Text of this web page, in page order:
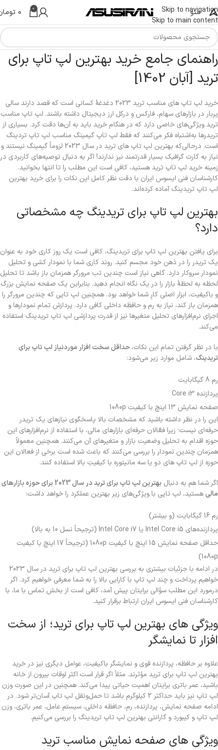
Skip to navigation
Skip to main content
منو 0 ۰
راهنمای جامع خرید بهترین لپ تاپ برای
ترید [آبان 1402]
خرید لپ تاپ های مناسب ترید 2023 دغدغۀ کسانی است که قصد دارند سالی
پربار در بازارهای سهام، فارکس و درکل ارز دیجیتال داشته باشند. لپ تاپ مناسب
ترید ویژگی‌های خاصی دارد که در هنگام خرید باید به آن‌ها دقت کرد. بسیاری از
تریدرها به‌اشتباه فکر می‌کنند که فقط لپ تاپ گیمینگ مناسب لپ تاپ تردینگ
است. درحالی‌که بهترین لپ تاپ های ترید در سال 2023 لزوماً گیمینگ نیستند و
نیاز به کارت گرافیک بسیار قدرتمند نیز ندارند! اگر به دنبال توصیه‌های کاربردی در
زمینه خرید لپ تاپ ترید هستید، کافی است این مطلب را تا انتها بخوانید.
کارشناسان فنی ایسوس ایران با دقت نظر کامل این نکات را برای خرید بهترین
لپ تاپ تریدینگ آماده کرده‌اند.
بهترین لپ تاپ برای تریدینگ چه مشخصاتی
دارد؟
برای یافتن بهترین لپ تاپ برای تریدینگ، کافی است یک روز کاری خود به عنوان
یک تریدر را در ذهن خود مجسم کنید. روند کاری شما با نمودار کشی و تحلیل
نمودار سروکار دارد. گاهی نیاز است چندین تب مرورگر همزمان باز باشد تا تحلیل
لحظه به لحظۀ بازار را در یک نگاه انجام دهید. بنابراین یک صفحه نمایش بزرگ
و باکیفیت، ابزار اصلی کارِ شما خواهد بود. همچنین لپ تاپی که چندین مرورگر را
همزمان باز کند، نیاز به رم و حافظه داخلی کافی دارد. پردازش تمام نمودارها و
اجرای نرم‌افزارهای تحلیل متغیرها نیز از قدرت پردازشی لپ تاپ تریدینگ استفاده
می‌کند.
با در نظر گرفتن تمام این نکات،حداقل سخت افزار موردنیاز لپ تاپ برای
تریدینگ، شامل موارد زیر می‌شود:
رم 8 گیگابایت
پردازنده Core i3
صفحه نمایش 13 اینچ با کیفیت 1080p
این را در نظر داشته باشید که مشخصات بالا پاسخگوی نیازهای یک تریدر
حرفه‌ای نیست؛ زیرا فعّالان حرفه‌ای بازارهای مالی، با استفاده از نرم‌افزارهای این
حوزه اقدام به تحلیل وضعیت بازار و متغیرهای آن می‌کنند. همچنین معمولاً
همزمان چندین نمودار را بررسی می‌کنند که باعث شده است برخی از فعالان این
حوزه از لپ تاپ های دو یا سه مانیتوره با کیفیتِ بالا استفاده کنند.
اگر شما هم به دنبال
بهترین لپ تاپ برای ترید در سال 2023 برای حوزه بازارهای
مالیهستید، لپ تاپی با ویژگی‌های زیر بهترین عملکرد را خواهد داشت:
رم 16 گیگابایت (و بیشتر)
پردازنده‌های Intel Core i5 یا Intel Core i7 (ترجیحاً نسل 10 به بالا)
حداقل صفحه نمایش 15 اینچ با کیفیت 1080p (ترجیحاً 17 اینچ با کیفیت
1080p)
در ادامه با جزئیات بیشتری به بررسی بهترین لپ تاپ برای ترید در سال 2023
خواهیم پرداخت و چند لپ تاپ با کارایی بالا را به شما معرفی خواهیم کرد. اگر
درمورد این مطلب سؤالی برایتان پیش آمد، کافی است از بخش تماس با ما، با
کارشناسان فنی ایسوس ایران ارتباط برقرار کنید.
ویژگی های بهترین لپ تاپ برای ترید؛ از سخت
افزار تا نمایشگر
علاوه بر حافظه، پردازنده قوی و نمایشگر باکیفیت، عوامل دیگری نیز در خرید
بهترین لپ تاپ برای ترید مؤثرند. مثلاً اگر قرار است اکثر اوقات بیرون از خانه
باشید، عمر باتری برایتان اهمیت حیاتی پیدا می‌کند. همچنین در این صورت وزن
لپ تاپ نیز باید حداکثر 2 کیلوگرم باشد تا حمل‌ونقل لپ تاپ آسان‌تر شود. در
ادامه صفحه نمایش، پردازنده، رم، حافظه داخلی، سیستم عامل، عمر باتری، وزن
لپ تاپ و کیبورد و گارانتی بهترین لپ تاپ تریدینگ را بررسی می‌کنیم.
ویژگی های صفحه نمایش مناسب ترید